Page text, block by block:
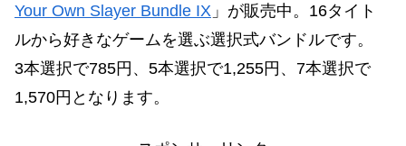
Your Own Slayer Bundle IX 」が販売中。16タイト
ルから好きなゲームを選ぶ選択式バンドルです。
3本選択で785円、5本選択で1,255円、7本選択で
1,570円となります。